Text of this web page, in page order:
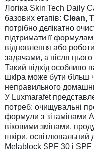
Логіка Skin Tech Daily
базових етапів: Clean,
потрібно делікатно
підтримати її
відновлення або
задачами, а після цього
Такий підхід особливо
шкіра може бути більш
неправильного
У Luxmarafet
потреб: очищувальні
формули з вітамінами
віковими змінами,
шкіри, освітлювальний
Melablock SPF 30 і